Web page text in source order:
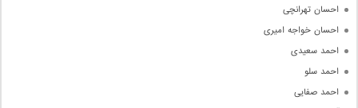
احسان تهرانچی
احسان خواجه امیری
احمد سعیدی
احمد سلو
احمد صفایی